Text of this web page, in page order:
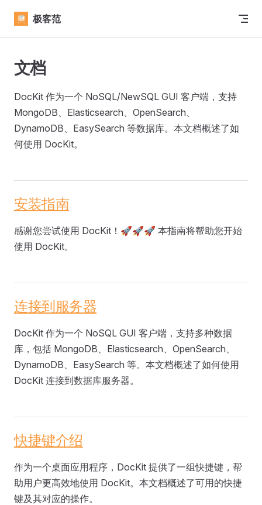
Skip to content
极客范
文档
DocKit 作为一个 NoSQL/NewSQL GUI 客户端，支持
MongoDB、Elasticsearch、OpenSearch、
DynamoDB、EasySearch 等数据库。本文档概述了如
何使用 DocKit。
安装指南
感谢您尝试使用 DocKit！🚀🚀🚀 本指南将帮助您开始
使用 DocKit。
连接到服务器
DocKit 作为一个 NoSQL GUI 客户端，支持多种数据
库，包括 MongoDB、Elasticsearch、OpenSearch、
DynamoDB、EasySearch 等。本文档概述了如何使用
DocKit 连接到数据库服务器。
快捷键介绍
作为一个桌面应用程序，DocKit 提供了一组快捷键，帮
助用户更高效地使用 DocKit。本文档概述了可用的快捷
键及其对应的操作。